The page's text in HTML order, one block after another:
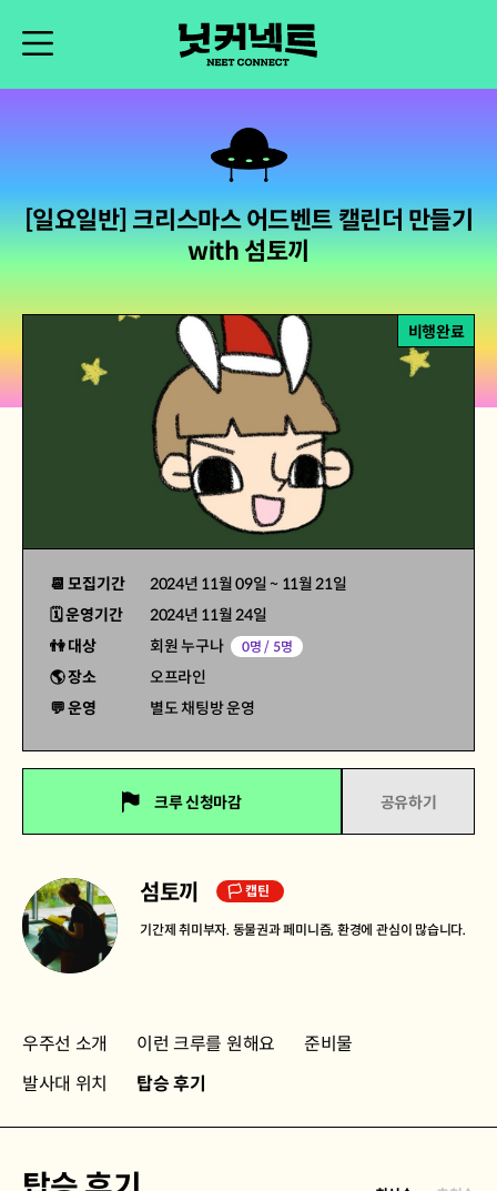
[일요일반] 크리스마스 어드벤트 캘린더 만들기
with 섬토끼
비행완료
📆 모집기간 2024년 11월 09일 ~ 11월 21일
🗓 운영기간
2024년 11월 24일
👫 대상
회원 누구나 0명 / 5명
🌎 장소
오프라인
💬 운영
별도 채팅방 운영
크루 신청마감 공유하기
섬토끼 🏳 캡틴
기간제 취미부자. 동물권과 페미니즘, 환경에 관심이 많습니다.
우주선 소개 이런 크루를 원해요
준비물
발사대 위치
탑승 후기